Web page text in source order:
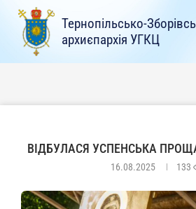
Тернопільсько-
архиєпархія УГКЦ
ВІДБУЛАСЯ УСПЕНСЬКА
16.08.2025 133